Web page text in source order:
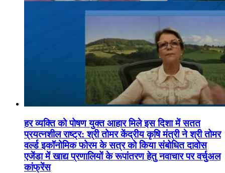
हर व्यक्ति को पोषण युक्त आहार मिले इस दिशा में सतत
प्रयत्नशील राष्ट्र: श्री तोमर केंद्रीय कृषि मंत्री ने श्री तोमर
वर्ल्ड इकॉनोमिक फोरम के सत्र को किया संबोधित दावोस
एजेंडा में खाद्य प्रणालियों के रूपांतरण हेतु नवाचार पर वर्चुअल
कांफ्रेंस